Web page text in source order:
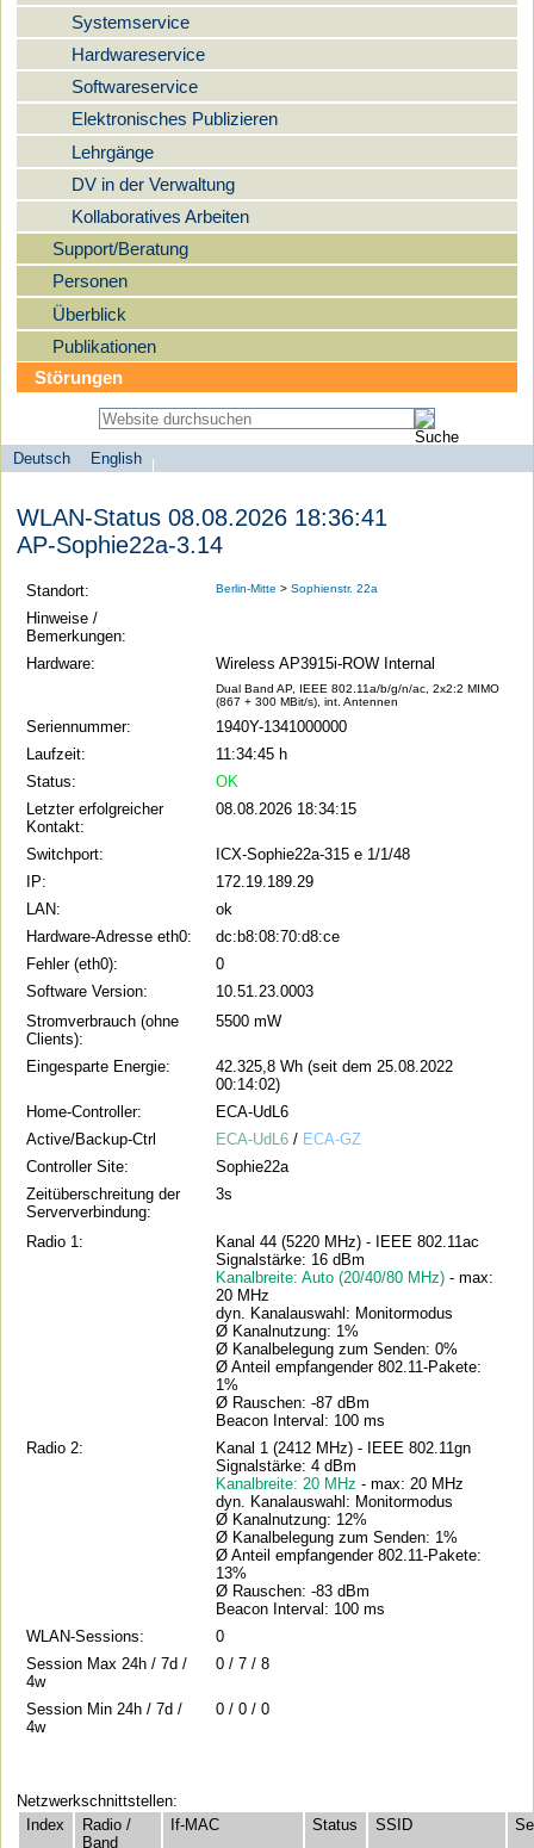
Systemservice
Hardwareservice
Softwareservice
Elektronisches Publizieren
Lehrgänge
DV in der Verwaltung
Kollaboratives Arbeiten
Support/Beratung
Personen
Überblick
Publikationen
Störungen
Sprachauswahl
Deutsch
English
search-menu
Universität
zu
Berlin
Computer-
und
WLAN-Status 08.08.2026 18:36:41
AP-Sophie22a-3.14
Standort: Berlin-Mitte >Sophienstr. 22a
Hinweise /
Bemerkungen:
Hardware:
Wireless AP3915i-ROW Internal
Dual Band AP, IEEE 802.11a/b/g/n/ac, 2x2:2 MIMO
(867 + 300 MBit/s), int. Antennen
Seriennummer:
1940Y-1341000000
Laufzeit:
11:34:45 h
Status:
OK
Letzter erfolgreicher
Kontakt:
08.08.2026 18:34:15
Switchport:
ICX-Sophie22a-315 e 1/1/48
IP:
172.19.189.29
LAN:
ok
Hardware-Adresse eth0:
dc:b8:08:70:d8:ce
Fehler (eth0):
0
Software Version:
10.51.23.0003
Stromverbrauch (ohne
Clients):
5500 mW
Eingesparte Energie:
42.325,8 Wh (seit dem 25.08.2022
00:14:02)
Home-Controller:
ECA-UdL6
Active/Backup-Ctrl
ECA-UdL6 / ECA-GZ
Controller Site:
Sophie22a
Zeitüberschreitung der
Serververbindung:
3s
Radio 1:
Kanal 44 (5220 MHz) - IEEE 802.11ac
Signalstärke: 16 dBm
Kanalbreite: Auto (20/40/80 MHz)- max:
20 MHz
dyn. Kanalauswahl: Monitormodus
Ø Kanalnutzung: 1%
Ø Kanalbelegung zum Senden: 0%
Ø Anteil empfangender 802.11-Pakete:
1%
Ø Rauschen: -87 dBm
Beacon Interval: 100 ms
Radio 2:
Kanal 1 (2412 MHz) - IEEE 802.11gn
Signalstärke: 4 dBm
Kanalbreite: 20 MHz- max: 20 MHz
dyn. Kanalauswahl: Monitormodus
Ø Kanalnutzung: 12%
Ø Kanalbelegung zum Senden: 1%
Ø Anteil empfangender 802.11-Pakete:
13%
Ø Rauschen: -83 dBm
Beacon Interval: 100 ms
WLAN-Sessions:
0
Session Max 24h / 7d /
4w
0 / 7 / 8
Session Min 24h / 7d /
4w
0 / 0 / 0
Netzwerkschnittstellen:
Index
Radio /
Band
If-MAC Status SSID